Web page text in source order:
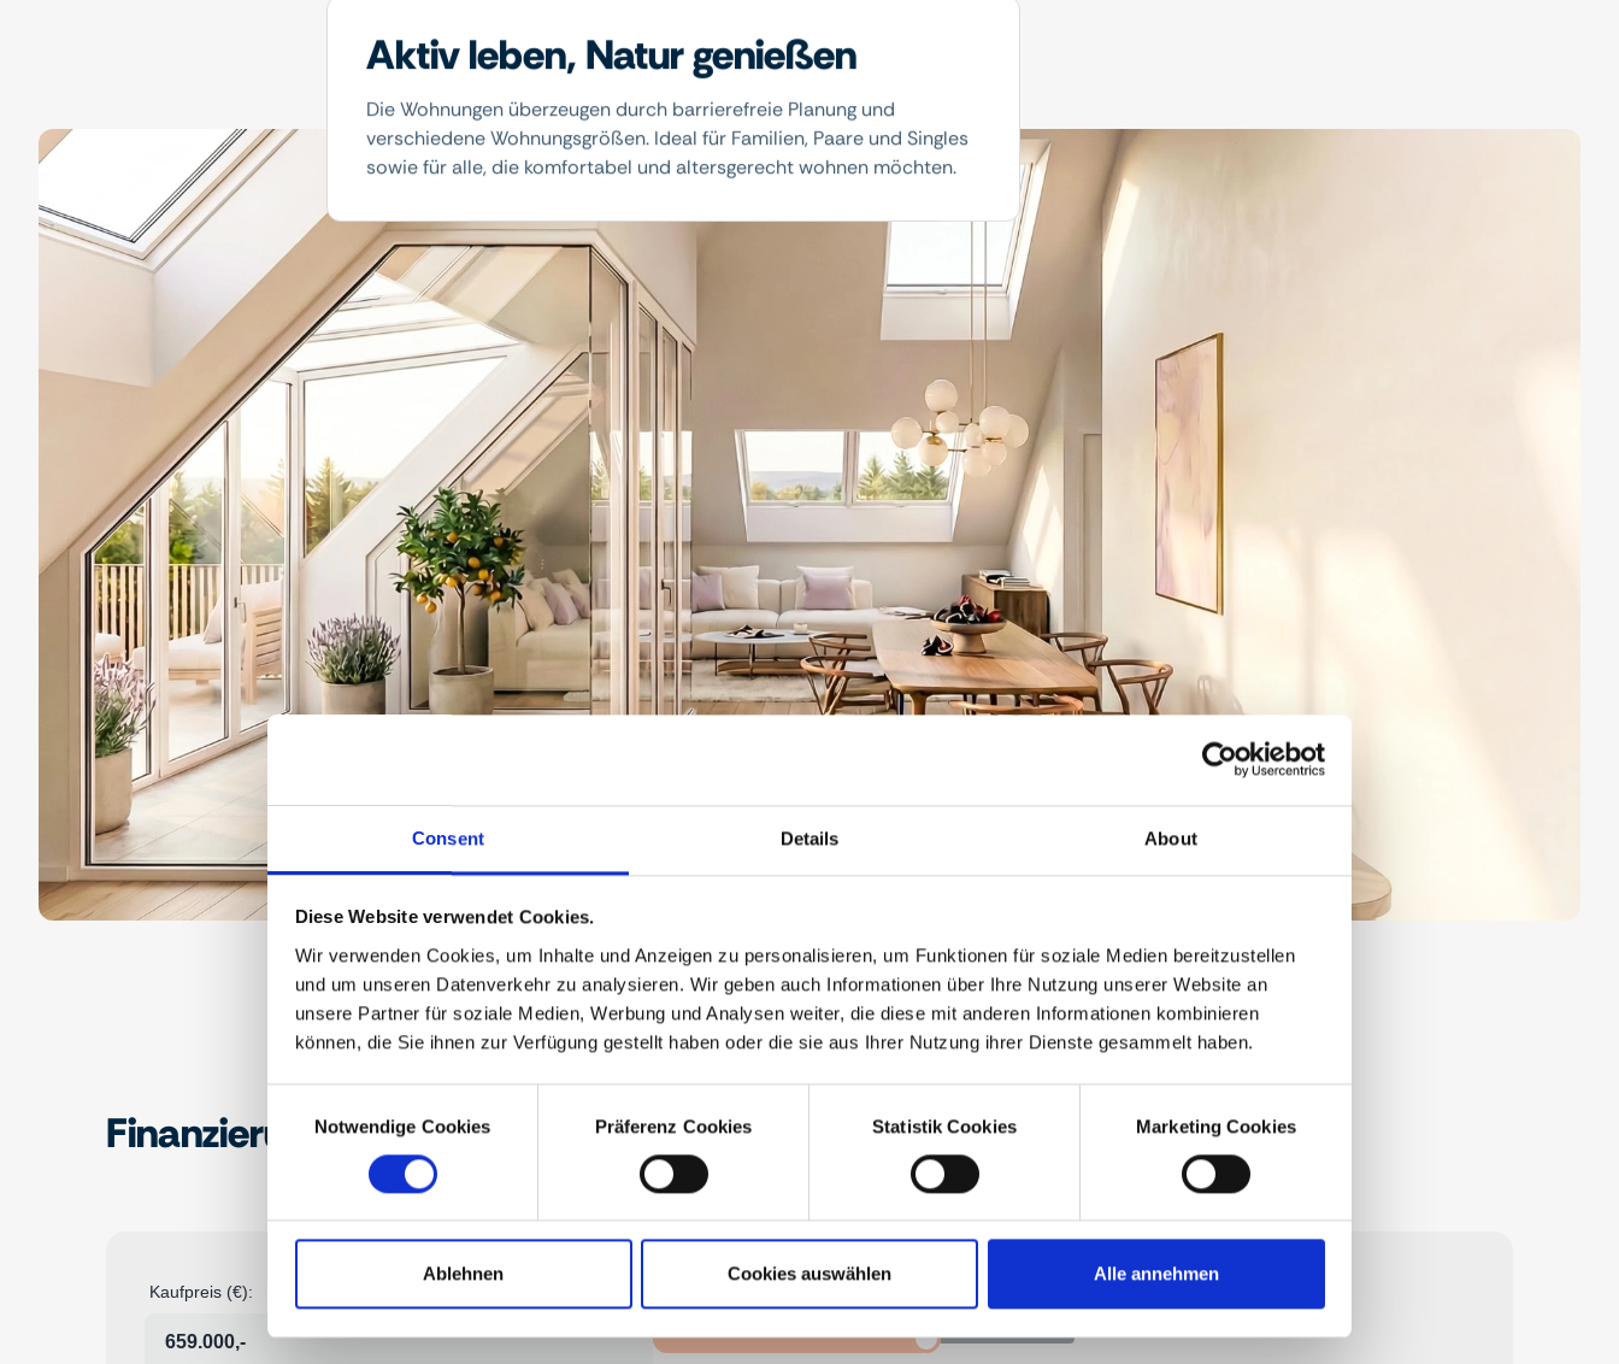
Consent Details About
Diese Website verwendet Cookies.
Wir verwenden Cookies, um Inhalte und Anzeigen zu personalisieren, um Funktionen für soziale Medien bereitzustellen
und um unseren Datenverkehr zu analysieren. Wir geben auch Informationen über Ihre Nutzung unserer Website an
unsere Partner für soziale Medien, Werbung und Analysen weiter, die diese mit anderen Informationen kombinieren
können, die Sie ihnen zur Verfügung gestellt haben oder die sie aus Ihrer Nutzung ihrer Dienste gesammelt haben.
SelectionNotwendige Cookies Präferenz Cookies Statistik Cookies Marketing Cookies
Ablehnen Cookies auswählen Alle annehmen
Aktiv leben, Natur genießen
Die Wohnungen überzeugen durch barrierefreie Planung und
verschiedene Wohnungsgrößen. Ideal für Familien, Paare und Singles
sowie für alle, die komfortabel und altersgerecht wohnen möchten.
Finanzierungsrechner